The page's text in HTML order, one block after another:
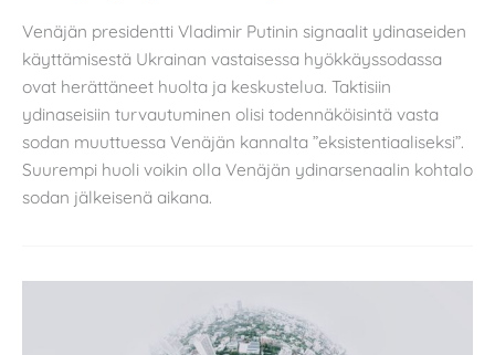
Venäjän presidentti Vladimir Putinin signaalit ydinaseiden
käyttämisestä Ukrainan vastaisessa hyökkäyssodassa
ovat herättäneet huolta ja keskustelua. Taktisiin
ydinaseisiin turvautuminen olisi todennäköisintä vasta
sodan muuttuessa Venäjän kannalta ”eksistentiaaliseksi”.
Suurempi huoli voikin olla Venäjän ydinarsenaalin kohtalo
sodan jälkeisenä aikana.